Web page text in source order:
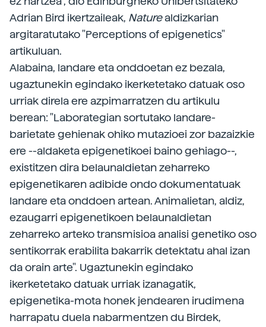
Adrian Bird ikertzaileak, Naturealdizkarian
argitaratutako "Perceptions of epigenetics"
artikuluan.
Alabaina, landare eta onddoetan ez bezala,
ugaztunekin egindako ikerketetako datuak oso
urriak direla ere azpimarratzen du artikulu
berean: "Laborategian sortutako landare-
barietate gehienak ohiko mutazioei zor bazaizkie
ere --aldaketa epigenetikoei baino gehiago--,
existitzen dira belaunaldietan zeharreko
epigenetikaren adibide ondo dokumentatuak
landare eta onddoen artean. Animalietan, aldiz,
ezaugarri epigenetikoen belaunaldietan
zeharreko arteko transmisioa analisi genetiko oso
sentikorrak erabilita bakarrik detektatu ahal izan
da orain arte". Ugaztunekin egindako
ikerketetako datuak urriak izanagatik,
epigenetika-mota honek jendearen irudimena
harrapatu duela nabarmentzen du Birdek,